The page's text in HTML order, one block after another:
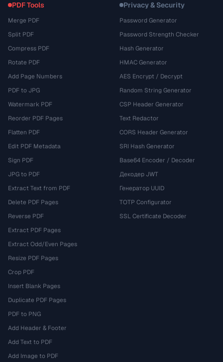
PDF Tools
Merge PDF
Split PDF
Compress PDF
Rotate PDF
Add Page Numbers
PDF to JPG
Watermark PDF
Reorder PDF Pages
Flatten PDF
Edit PDF Metadata
Sign PDF
JPG to PDF
Extract Text from PDF
Delete PDF Pages
Reverse PDF
Extract PDF Pages
Extract Odd/Even Pages
Resize PDF Pages
Crop PDF
Insert Blank Pages
Duplicate PDF Pages
PDF to PNG
Add Header & Footer
Add Text to PDF
Add Image to PDF
Privacy & Security
Password Generator
Password Strength Checker
Hash Generator
HMAC Generator
AES Encrypt / Decrypt
Random String Generator
CSP Header Generator
Text Redactor
CORS Header Generator
SRI Hash Generator
Base64 Encoder / Decoder
Декодер JWT
Генератор UUID
TOTP Configurator
SSL Certificate Decoder